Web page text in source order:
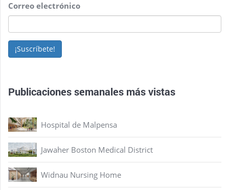
Correo electrónico
¡Suscríbete!
Publicaciones semanales más vistas
Hospital de Malpensa
Jawaher Boston Medical District
Widnau Nursing Home